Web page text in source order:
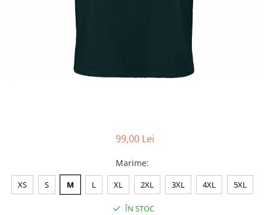
Tricouri cu mesaje de bine
Tricouri de poveste
Colecții speciale
99,00 Lei
Marime:
XS S M L XL 2XL 3XL 4XL 5XL
ÎN STOC